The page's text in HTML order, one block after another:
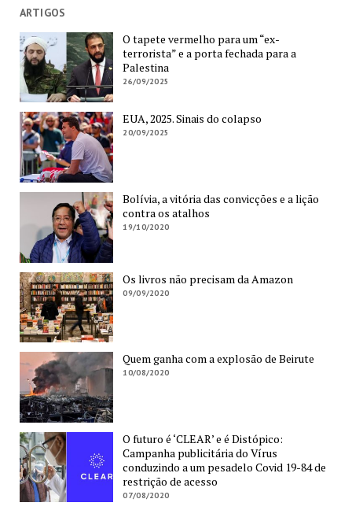
ARTIGOS
O tapete vermelho para um “ex-
terrorista” e a porta fechada para a
Palestina
26/09/2025
EUA, 2025. Sinais do colapso
20/09/2025
Bolívia, a vitória das convicções e a lição
contra os atalhos
19/10/2020
Os livros não precisam da Amazon
09/09/2020
Quem ganha com a explosão de Beirute
10/08/2020
O futuro é ‘CLEAR’ e é Distópico:
Campanha publicitária do Vírus
conduzindo a um pesadelo Covid 19-84 de
restrição de acesso
07/08/2020